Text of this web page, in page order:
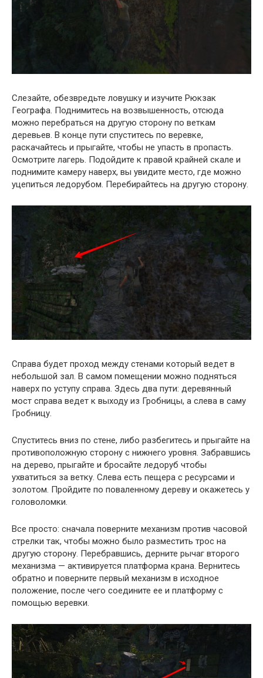
Слезайте, обезвредьте ловушку и изучите Рюкзак
Географа. Поднимитесь на возвышенность, отсюда
можно перебраться на другую сторону по веткам
деревьев. В конце пути спуститесь по веревке,
раскачайтесь и прыгайте, чтобы не упасть в пропасть.
Осмотрите лагерь. Подойдите к правой крайней скале и
поднимите камеру наверх, вы увидите место, где можно
уцепиться ледорубом. Перебирайтесь на другую сторону.
Справа будет проход между стенами который ведет в
небольшой зал. В самом помещении можно подняться
наверх по уступу справа. Здесь два пути: деревянный
мост справа ведет к выходу из Гробницы, а слева в саму
Гробницу.
Спуститесь вниз по стене, либо разбегитесь и прыгайте на
противоположную сторону с нижнего уровня. Забравшись
на дерево, прыгайте и бросайте ледоруб чтобы
ухватиться за ветку. Слева есть пещера с ресурсами и
золотом. Пройдите по поваленному дереву и окажетесь у
головоломки.
Все просто: сначала поверните механизм против часовой
стрелки так, чтобы можно было разместить трос на
другую сторону. Перебравшись, дерните рычаг второго
механизма — активируется платформа крана. Вернитесь
обратно и поверните первый механизм в исходное
положение, после чего соедините ее и платформу с
помощью веревки.